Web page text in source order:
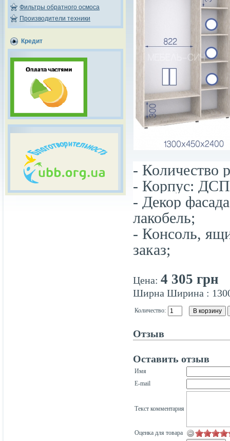
Фильтры обратного осмоса
Производители техники
Кредит
- Количество
- Корпус:
- Декор
лакобель;
- Консоль,
заказ;
Цена: 4 305 грн
Ширна Ширина :
Количество:
Отзыв
Оставить отзыв
Имя
E-mail
Текст комментария
Оценка для товара